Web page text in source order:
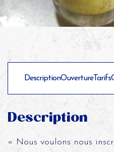
DescriptionOuvertureTarifs
Description
« Nous voulons nous